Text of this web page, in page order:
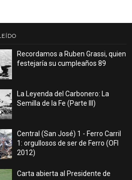
Recordamos a Ruben Grassi, quien
festejaría su cumpleaños 89
La Leyenda del Carbonero: La
Semilla de la Fe (Parte III)
Central (San José) 1 - Ferro Carril
1: orgullosos de ser de Ferro (OFI
2012)
Carta abierta al Presidente de